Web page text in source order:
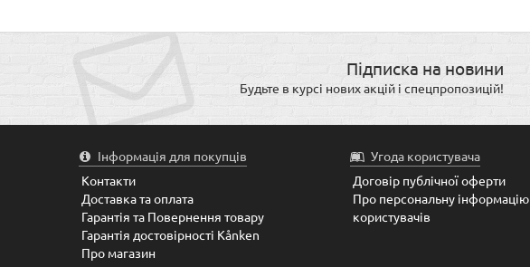
Підписка на новини
Будьте в курсі нових акцій і спецпропозицій!
Інформація для покупців
Контакти
Доставка та оплата
Гарантія та Повернення товару
Гарантія достовірності Kånken
Про магазин
Угода користувача
Договір публічної оферти
Про персональну інформацію
користувачів